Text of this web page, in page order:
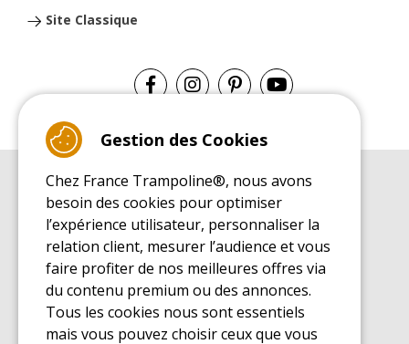
Site Classique
Guide d'achat pour les trampolines de loisirs
GUIDE DE MONTAGE
Guide de montage pour les trampolines de loisirs
GUIDE D'ENTRETIEN
Guide d'entretien des trampolines de loisirs
GUIDE DÉCOUVERTE
Guide de découverte des trampolines de loisirs
Gestion des Cookies
Chez France Trampoline®, nous avons
besoin des cookies pour optimiser
l’expérience utilisateur, personnaliser la
relation client, mesurer l’audience et vous
faire profiter de nos meilleures offres via
du contenu premium ou des annonces.
Tous les cookies nous sont essentiels
mais vous pouvez choisir ceux que vous